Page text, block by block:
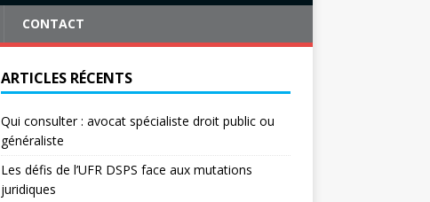
CONTACT
ARTICLES RÉCENTS
Qui consulter : avocat spécialiste droit public ou
généraliste
Les défis de l’UFR DSPS face aux mutations
juridiques